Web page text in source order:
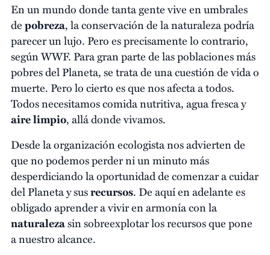
En un mundo donde tanta gente vive en umbrales
depobreza, la conservación de la naturaleza podría
parecer un lujo. Pero es precisamente lo contrario,
según WWF. Para gran parte de las poblaciones más
pobres del Planeta, se trata de una cuestión de vida o
muerte. Pero lo cierto es que nos afecta a todos.
Todos necesitamos comida nutritiva, agua fresca y
aire limpio, allá donde vivamos.
Desde la organización ecologista nos advierten de
que no podemos perder ni un minuto más
desperdiciando la oportunidad de comenzar a cuidar
del Planeta y susrecursos. De aquí en adelante es
obligado aprender a vivir en armonía con la
naturalezasin sobreexplotar los recursos que pone
a nuestro alcance.